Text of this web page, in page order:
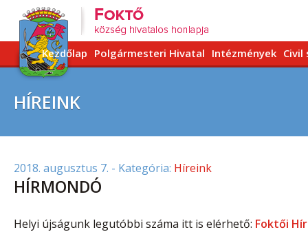
Kezdőlap Polgármesteri Hivatal Intézmények Civil
HÍREINK
2018. augusztus 7. - Kategória: Híreink
HÍRMONDÓ
Helyi újságunk legutóbbi száma itt is elérhető: Foktői